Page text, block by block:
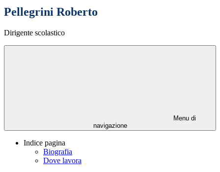
Pellegrini Roberto
Dirigente scolastico
Menu di
navigazione
Indice pagina
Biografia
Dove lavora